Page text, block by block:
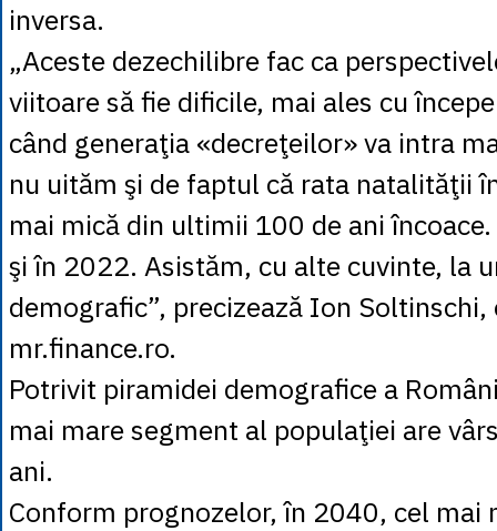
inversa.
„Aceste dezechilibre fac ca
viitoare să fie dificile, mai ales cu
când generaţia «decreţeilor» va intra
nu uităm şi de faptul că rata natalităţii
mai mică din ultimii 100 de ani
şi în 2022. Asistăm, cu alte cuvinte, la
demografic”, precizează Ion Soltinschi,
mr.finance.ro.
Potrivit piramidei demografice a
mai mare segment al populaţiei are
ani.
Conform prognozelor, în 2040, cel mai